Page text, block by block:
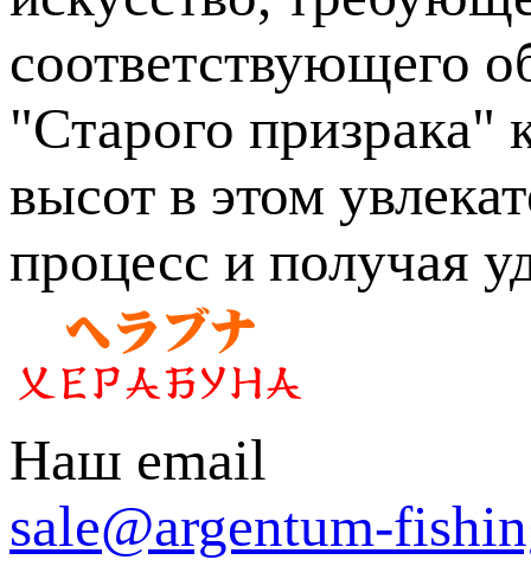
соответствующего
"Старого
высот в этом
процесс и получая
Наш email
sale@argentum-